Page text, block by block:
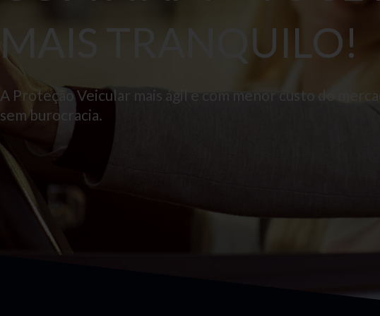
MAIS TRANQUILO!
A Proteção Veicular mais ágil e com menor custo do
sem burocracia.